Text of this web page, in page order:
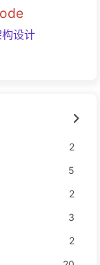
设计
2
5
2
3
2